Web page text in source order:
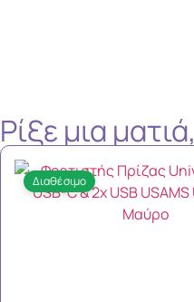
Ρίξε μια
Διαθέσιμο